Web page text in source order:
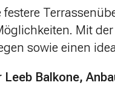
festere
Mit
sowie einen
Leeb Balkone,